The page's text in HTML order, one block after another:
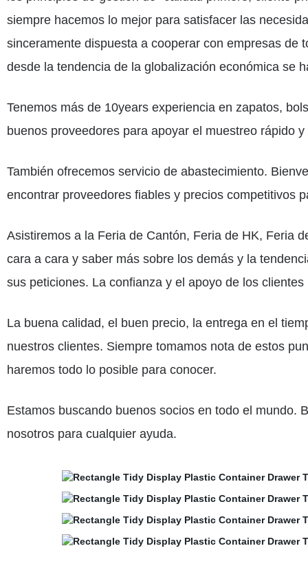
siempre hacemos lo mejor para satisfacer las
sinceramente dispuesta a cooperar con empresas de
desde la tendencia de la globalización económica se
Tenemos más de 10years experiencia en zapatos,
buenos proveedores para apoyar el muestreo rápido
También ofrecemos servicio de abastecimiento.
encontrar proveedores fiables y precios competitivos
Asistiremos a la Feria de Cantón, Feria de HK, Feria
cara a cara y saber más sobre los demás y la
sus peticiones. La confianza y el apoyo de los
La buena calidad, el buen precio, la entrega en el
nuestros clientes. Siempre tomamos nota de estos
haremos todo lo posible para conocer.
Estamos buscando buenos socios en todo el mundo.
nosotros para cualquier ayuda.